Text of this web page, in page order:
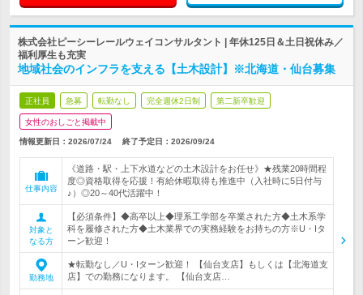
株式会社ピーシーレールウェイコンサルタント | 年休125日＆土日祝休み／
福利厚生も充実
地域社会のインフラを支える【土木設計】※北海道・仙台募集
正社員 急募 転勤なし 完全週休2日制 第二新卒歓迎
女性のおしごと掲載中
情報更新日：2026/07/24 終了予定日： 2026/09/24
仕事内容
《道路・駅・上下水道などの土木設計をお任せ》★残業20時間程
度◎資格取得を応援！有給休暇取得も推進中（入社時に5日付与
♪）◎20～40代活躍中！
対象と
なる方
【必須条件】◆高卒以上◆理系工学部を卒業された方◆土木系学
科を履修された方◆土木業界での実務経験をお持ちの方※U・Iタ
ーン歓迎！
勤務地
★転勤なし／U・Iターン歓迎！ 【仙台支店】もしくは【北海道支
店】での勤務になります。 【仙台支店…